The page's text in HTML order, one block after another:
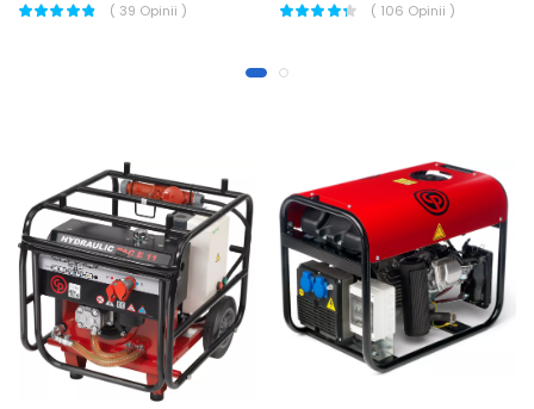
( 39 Opinii ) ( 106 Opinii )